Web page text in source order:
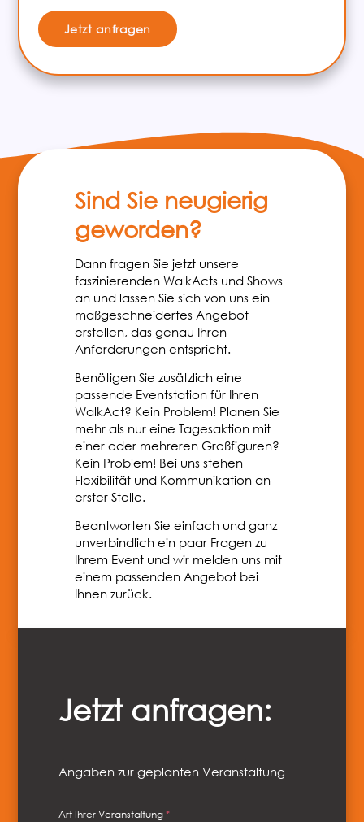
Jetzt anfragen
Sind Sie neugierig
geworden?
Dann fragen Sie jetzt unsere
faszinierenden WalkActs und Shows
an und lassen Sie sich von uns ein
maßgeschneidertes Angebot
erstellen, das genau Ihren
Anforderungen entspricht.
Benötigen Sie zusätzlich eine
passende Eventstation für Ihren
WalkAct? Kein Problem! Planen Sie
mehr als nur eine Tagesaktion mit
einer oder mehreren Großfiguren?
Kein Problem! Bei uns stehen
Flexibilität und Kommunikation an
erster Stelle.
Beantworten Sie einfach und ganz
unverbindlich ein paar Fragen zu
Ihrem Event und wir melden uns mit
einem passenden Angebot bei
Ihnen zurück.
Jetzt anfragen:
Angaben zur geplanten Veranstaltung
Art Ihrer Veranstaltung*
Firma